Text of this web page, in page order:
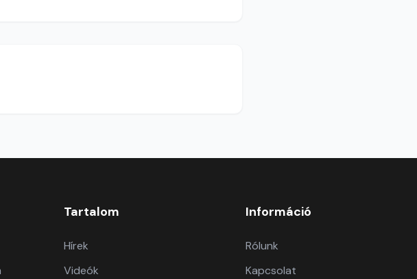
Tartalom
Hírek
Videók
Információ
Rólunk
Kapcsolat